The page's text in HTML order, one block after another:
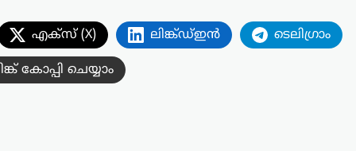
എക്സ് (X) ലിങ്ക്ഡ്ഇൻ ടെലിഗ്രാം
കോപ്പി ചെയ്യാം